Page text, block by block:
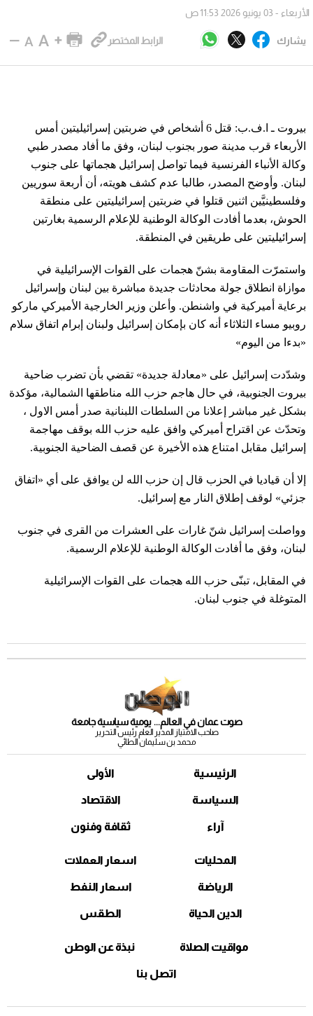
يشارك الرابط المختصر
الأربعاء - 03 يونيو 2026 11:53 ص
بيروت ـ ا.ف.ب: قتل 6 أشخاص في ضربتين إسرائيليتين أمس
الأربعاء قرب مدينة صور بجنوب لبنان، وفق ما أفاد مصدر طبي
وكالة الأنباء الفرنسية فيما تواصل إسرائيل هجماتها على جنوب
لبنان. وأوضح المصدر، طالبا عدم كشف هويته، أن أربعة سوريين
وفلسطينيَّين اثنين قتلوا في ضربتين إسرائيليتين على منطقة
الحوش، بعدما أفادت الوكالة الوطنية للإعلام الرسمية بغارتين
إسرائيليتين على طريقين في المنطقة.
واستمرّت المقاومة بشنّ هجمات على القوات الإسرائيلية في
موازاة انطلاق جولة محادثات جديدة مباشرة بين لبنان وإسرائيل
برعاية أميركية في واشنطن. وأعلن وزير الخارجية الأميركي ماركو
روبيو مساء الثلاثاء أنه كان بإمكان إسرائيل ولبنان إبرام اتفاق سلام
«بدءا من اليوم»
وشدّدت إسرائيل على «معادلة جديدة» تقضي بأن تضرب ضاحية
بيروت الجنوبية، في حال هاجم حزب الله مناطقها الشمالية، مؤكدة
بشكل غير مباشر إعلانا من السلطات اللبنانية صدر أمس الاول ،
وتحدّث عن اقتراح أميركي وافق عليه حزب الله بوقف مهاجمة
إسرائيل مقابل امتناع هذه الأخيرة عن قصف الضاحية الجنوبية.
إلا أن قياديا في الحزب قال إن حزب الله لن يوافق على أي «اتفاق
جزئي» لوقف إطلاق النار مع إسرائيل.
وواصلت إسرائيل شنّ غارات على العشرات من القرى في جنوب
لبنان، وفق ما أفادت الوكالة الوطنية للإعلام الرسمية.
في المقابل، تبنّى حزب الله هجمات على القوات الإسرائيلية
المتوغلة في جنوب لبنان.
صوت عمان في العالم... يومية سياسية جامعة
صاحب الامتياز المدير العام رئيس التحرير
محمد بن سليمان الطائي
الرئيسية
السياسة
آراء
الأولى
الاقتصاد
ثقافة وفنون
المحليات
الرياضة
الدين الحياة
اسعار العملات
اسعار النفط
الطقس
مواقيت الصلاة نبذة عن الوطن
اتصل بنا